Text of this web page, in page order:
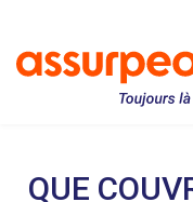
contenu
QUE